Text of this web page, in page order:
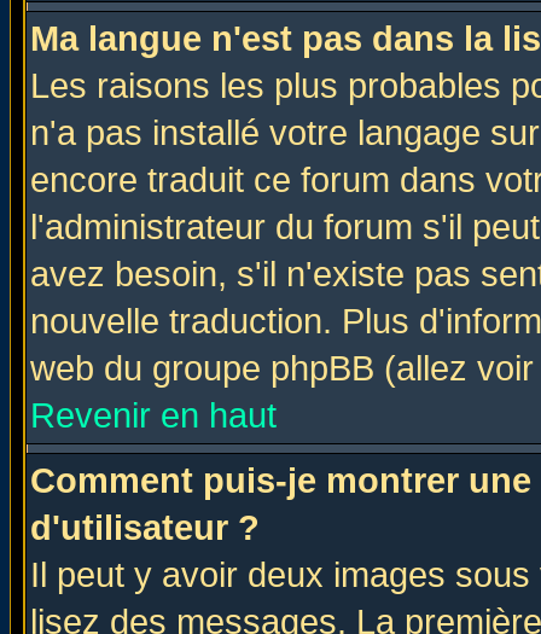
Ma langue n'est pas dans la
Les raisons les plus probables
n'a pas installé votre langage
encore traduit ce forum dans
l'administrateur du forum s'il
avez besoin, s'il n'existe pas
nouvelle traduction. Plus
web du groupe phpBB (allez
Revenir en haut
Comment puis-je montrer
d'utilisateur ?
Il peut y avoir deux images
lisez des messages. La